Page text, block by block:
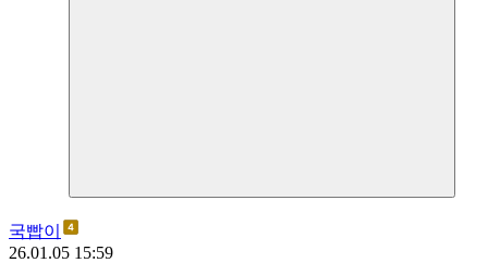
국빱이
26.01.05 15:59